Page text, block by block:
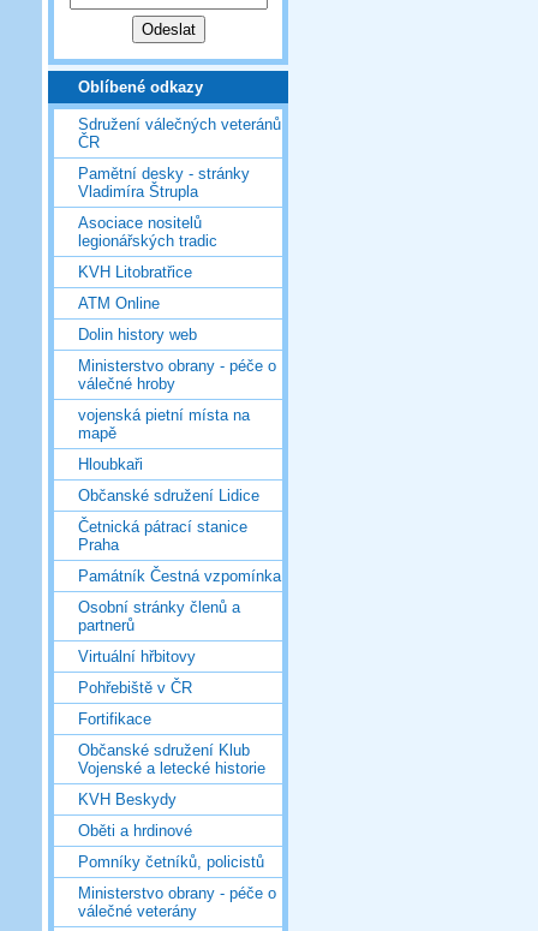
Oblíbené odkazy
Sdružení válečných veteránů
ČR
Pamětní desky - stránky
Vladimíra Štrupla
Asociace nositelů
legionářských tradic
KVH Litobratřice
ATM Online
Dolin history web
Ministerstvo obrany - péče o
válečné hroby
vojenská pietní místa na
mapě
Hloubkaři
Občanské sdružení Lidice
Četnická pátrací stanice
Praha
Památník Čestná vzpomínka
Osobní stránky členů a
partnerů
Virtuální hřbitovy
Pohřebiště v ČR
Fortifikace
Občanské sdružení Klub
Vojenské a letecké historie
KVH Beskydy
Oběti a hrdinové
Pomníky četníků, policistů
Ministerstvo obrany - péče o
válečné veterány